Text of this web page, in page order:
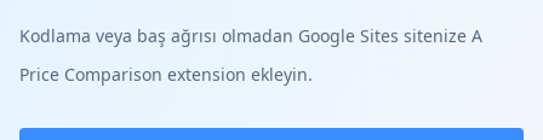
Kodlama veya baş ağrısı olmadan Google Sites sitenize A
Price Comparison extension ekleyin.